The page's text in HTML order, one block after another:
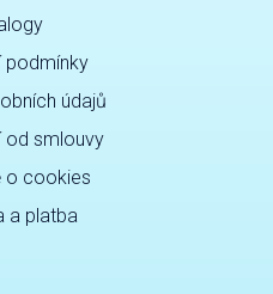
podmínky
údajů
od smlouvy
o cookies
a platba